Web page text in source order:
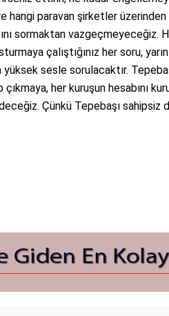
hangi paravan şirketler
sormaktan vazgeçmeyeceğiz.
çalıştığınız her soru, yarın
sesle sorulacaktır.
her kuruşun hesabını
Çünkü Tepebaşı sahipsiz